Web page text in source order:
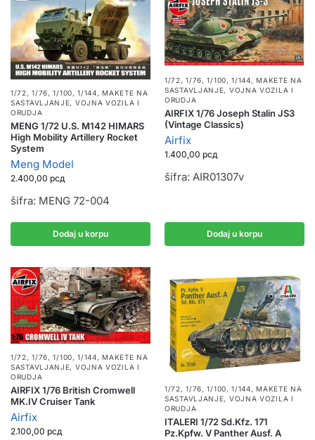
1/72, 1/76, 1/100, 1/144,MAKETE NA
SASTAVLJANJE, VOJNA VOZILA I
ORUDJA
MENG 1/72 U.S. M142 HIMARS
High Mobility Artillery Rocket
System
Meng Model
2.400,00 рсд
šifra: MENG 72-004
Dodaj u korpu
1/72, 1/76, 1/100, 1/144,MAKETE NA
SASTAVLJANJE, VOJNA VOZILA I
ORUDJA
AIRFIX 1/76 Joseph Stalin JS3
(Vintage Classics)
Airfix
1.400,00 рсд
šifra: AIR01307v
Dodaj u korpu
1/72, 1/76, 1/100, 1/144,MAKETE NA
SASTAVLJANJE, VOJNA VOZILA I
ORUDJA
AIRFIX 1/76 British Cromwell
MK.IV Cruiser Tank
Airfix
2.100,00 рсд
1/72, 1/76, 1/100, 1/144,MAKETE NA
SASTAVLJANJE, VOJNA VOZILA I
ORUDJA
ITALERI 1/72 Sd.Kfz. 171
Pz.Kpfw. V Panther Ausf. A